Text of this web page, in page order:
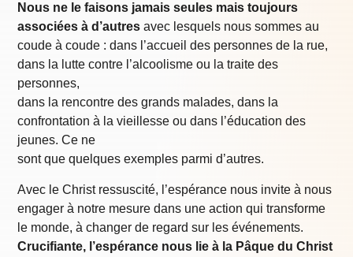
Nous ne le faisons jamais seules mais toujours
associées à d’autres avec lesquels nous sommes au
coude à coude : dans l’accueil des personnes de la rue,
dans la lutte contre l’alcoolisme ou la traite des
personnes,
dans la rencontre des grands malades, dans la
confrontation à la vieillesse ou dans l’éducation des
jeunes. Ce ne
sont que quelques exemples parmi d’autres.
Avec le Christ ressuscité, l’espérance nous invite à nous
engager à notre mesure dans une action qui transforme
le monde, à changer de regard sur les événements.
Crucifiante, l’espérance nous lie à la Pâque du Christ